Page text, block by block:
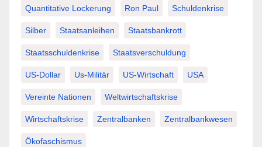
Quantitative Lockerung Ron Paul Schuldenkrise
Silber Staatsanleihen Staatsbankrott
Staatsschuldenkrise Staatsverschuldung
US-Dollar Us-Militär US-Wirtschaft USA
Vereinte Nationen Weltwirtschaftskrise
Wirtschaftskrise Zentralbanken Zentralbankwesen
Ökofaschismus